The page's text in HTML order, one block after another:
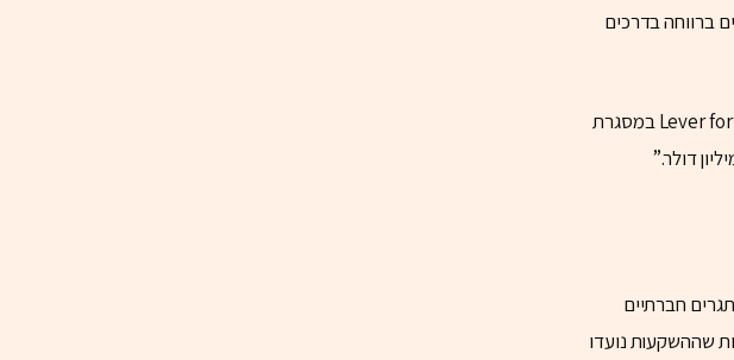
ברווחה בדרכים
סקוט הוסיפה נתון מרתק נוסף על הביקוש לתרומותיה: “6,353 ארגונים הגישו בקשות דרך Lever for Change במסגרת
חברתיים
שההשקעות נועדו